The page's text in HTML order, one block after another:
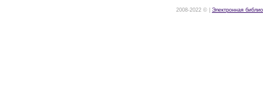
2008-2022 © | Электронная